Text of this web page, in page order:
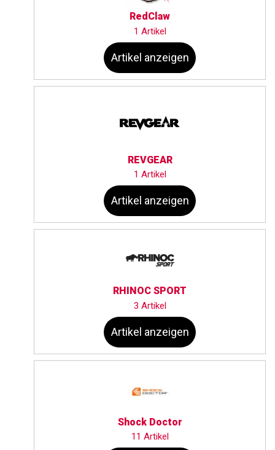
RedClaw
1 Artikel
Artikel anzeigen
REVGEAR
1 Artikel
Artikel anzeigen
RHINOC SPORT
3 Artikel
Artikel anzeigen
Shock Doctor
11 Artikel